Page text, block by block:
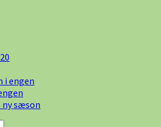
i engen
ny sæson